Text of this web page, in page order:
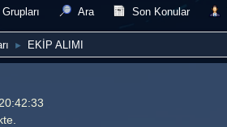
Ara Son Konular
► EKİP ALIMI